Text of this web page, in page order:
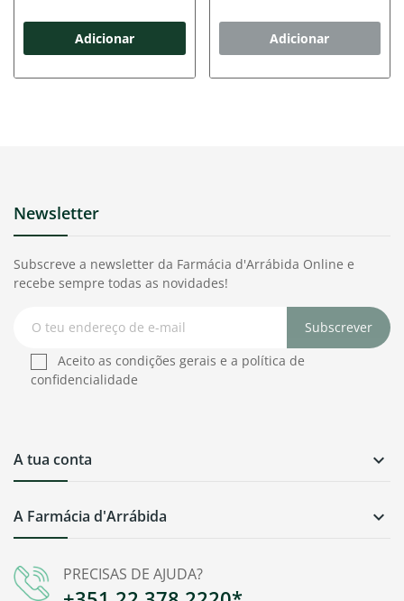
Adicionar Adicionar
PRECISAS DE AJUDA?
A Farmácia d'Arrábida 
A tua conta 
Newsletter
Subscreve a newsletter da Farmácia d'Arrábida Online e
recebe sempre todas as novidades!
Subscrever
Aceito as condições gerais e a política de
confidencialidade